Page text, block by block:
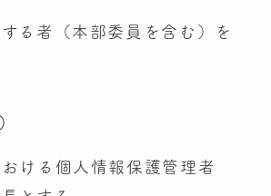
る者（本部委員を含む）を
おける個人情報保護管理者